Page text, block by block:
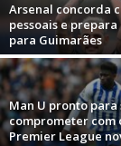
Arsenal concorda
pessoais e prepara
para Guimarães
Man U pronto para
comprometer com
Premier League